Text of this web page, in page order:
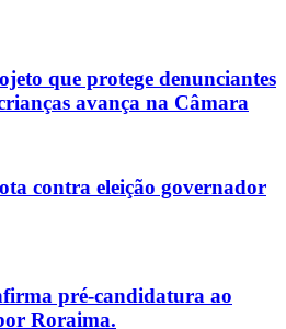
que protege denunciantes
avança na Câmara
contra eleição governador
pré-candidatura ao
Roraima.